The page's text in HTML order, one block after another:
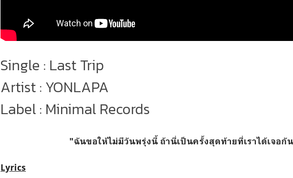
Single : Last Trip
Artist : YONLAPA
Label : Minimal Records
"ฉันขอให้ไม่มีวันพรุ่งนี้ ถ้านี่เป็นครั้งสุดท้ายที่เราได้เจอกั
Lyrics